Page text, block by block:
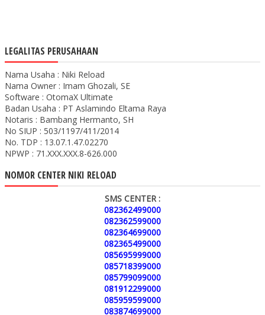
LEGALITAS PERUSAHAAN
Nama Usaha : Niki Reload
Nama Owner : Imam Ghozali, SE
Software : OtomaX Ultimate
Badan Usaha : PT Aslamindo Eltama Raya
Notaris : Bambang Hermanto, SH
No SIUP : 503/1197/411/2014
No. TDP : 13.07.1.47.02270
NPWP : 71.XXX.XXX.8-626.000
NOMOR CENTER NIKI RELOAD
SMS CENTER :
082362499000
082362599000
082364699000
082365499000
085695999000
085718399000
085799099000
081912299000
085959599000
083874699000